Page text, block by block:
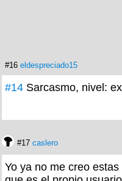
#16 eldespreciado15
#14 Sarcasmo, nivel:
#17 caslero
Yo ya no me creo